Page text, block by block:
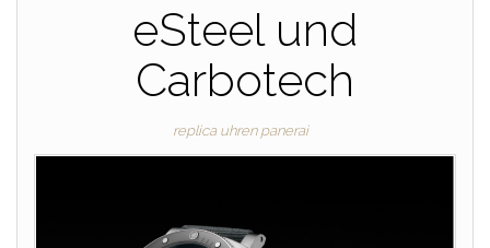
eSteel und
Carbotech
replica uhren panerai